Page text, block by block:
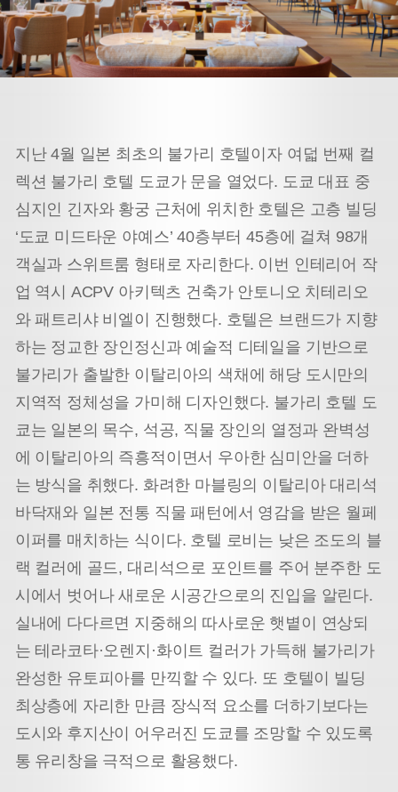
지난 4월 일본 최초의 불가리 호텔이자 여덟 번째 컬
렉션 불가리 호텔 도쿄가 문을 열었다. 도쿄 대표 중
심지인 긴자와 황궁 근처에 위치한 호텔은 고층 빌딩
‘도쿄 미드타운 야예스’ 40층부터 45층에 걸쳐 98개
객실과 스위트룸 형태로 자리한다. 이번 인테리어 작
업 역시 ACPV 아키텍츠 건축가 안토니오 치테리오
와 패트리샤 비엘이 진행했다. 호텔은 브랜드가 지향
하는 정교한 장인정신과 예술적 디테일을 기반으로
불가리가 출발한 이탈리아의 색채에 해당 도시만의
지역적 정체성을 가미해 디자인했다. 불가리 호텔 도
쿄는 일본의 목수, 석공, 직물 장인의 열정과 완벽성
에 이탈리아의 즉흥적이면서 우아한 심미안을 더하
는 방식을 취했다. 화려한 마블링의 이탈리아 대리석
바닥재와 일본 전통 직물 패턴에서 영감을 받은 월페
이퍼를 매치하는 식이다. 호텔 로비는 낮은 조도의 블
랙 컬러에 골드, 대리석으로 포인트를 주어 분주한 도
시에서 벗어나 새로운 시공간으로의 진입을 알린다.
실내에 다다르면 지중해의 따사로운 햇볕이 연상되
는 테라코타·오렌지·화이트 컬러가 가득해 불가리가
완성한 유토피아를 만끽할 수 있다. 또 호텔이 빌딩
최상층에 자리한 만큼 장식적 요소를 더하기보다는
도시와 후지산이 어우러진 도쿄를 조망할 수 있도록
통 유리창을 극적으로 활용했다.